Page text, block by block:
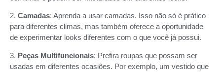
2. Camadas: Aprenda a usar camadas. Isso não só é prático
para diferentes climas, mas também oferece a oportunidade
de experimentar looks diferentes com o que você já possui.
3. Peças Multifuncionais: Prefira roupas que possam ser
usadas em diferentes ocasiões. Por exemplo, um vestido que